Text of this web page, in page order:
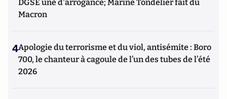
DGSE une d'arrogance; Marine Tondelier fait du
Macron
4Apologie du terrorisme et du viol, antisémite : Boro
700, le chanteur à cagoule de l’un des tubes de l’été
2026